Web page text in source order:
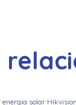
Abloy | Leitor